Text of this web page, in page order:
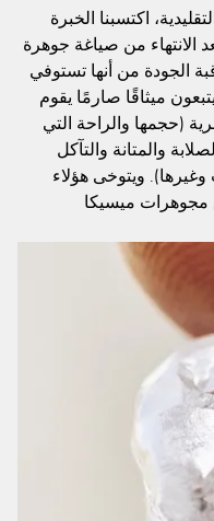
اكتسبنا الخبرة
الانتهاء من صياغة جوهرة
الجودة من أنها تستوفي
ميثاقًا صارمًا يقوم
(حجمها والراحة التي
والمتانة والتآكل
ويتوخى هؤلاء
مجوهرات ميسيكا